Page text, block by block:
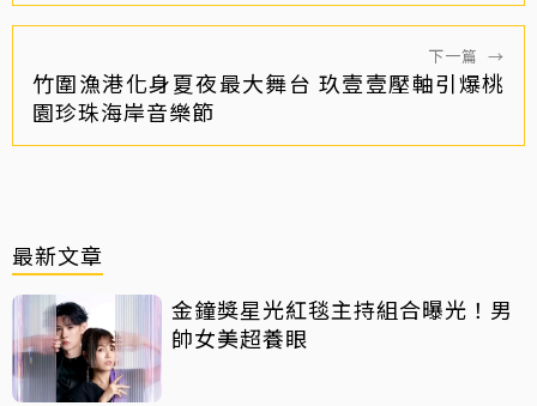
下一篇 →
竹圍漁港化身夏夜最大舞台 玖壹壹壓軸引爆桃
園珍珠海岸音樂節
最新文章
金鐘獎星光紅毯主持組合曝光！男
帥女美超養眼